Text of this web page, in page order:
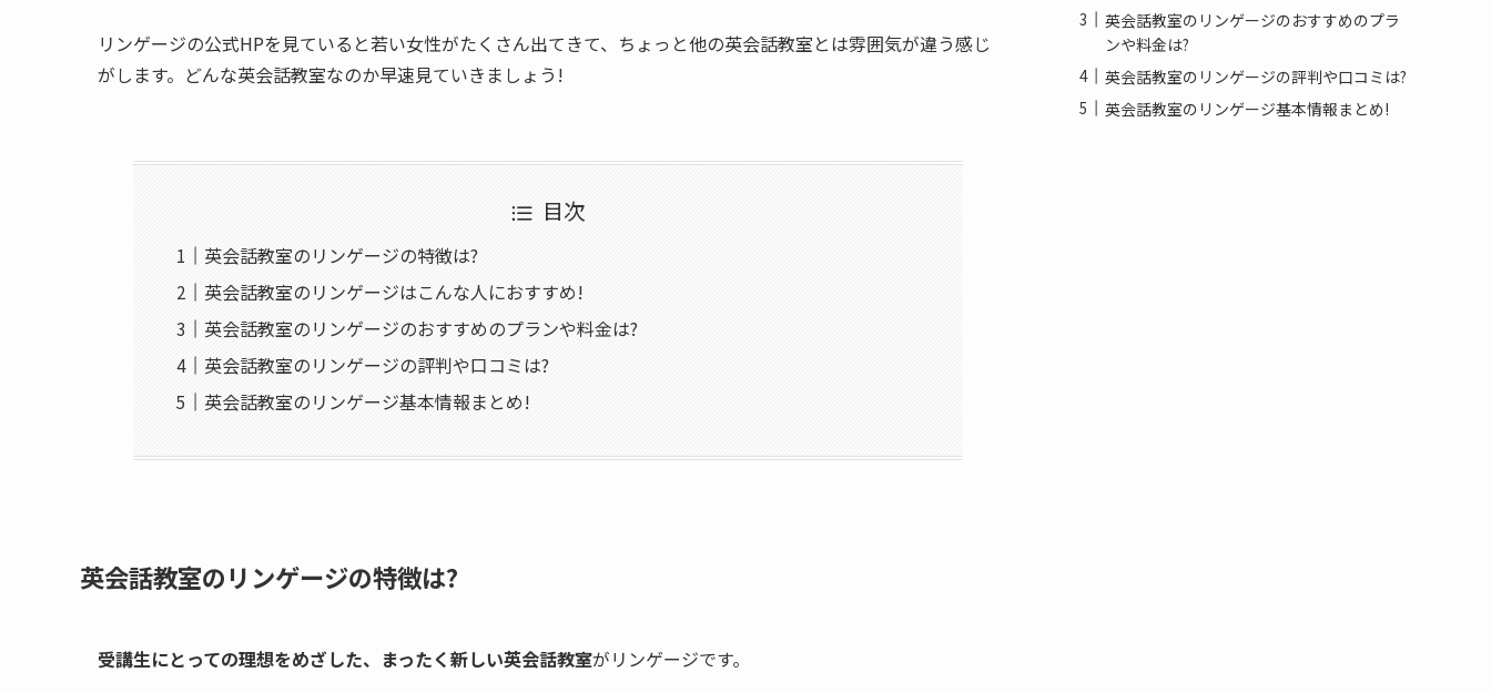
リンゲージの公式HPを見ていると若い女性がたくさん出てきて、ちょっと他の英会話教室とは雰囲気が違う感じ
がします。どんな英会話教室なのか早速見ていきましょう!
目次
英会話教室のリンゲージの特徴は?
英会話教室のリンゲージはこんな人におすすめ!
英会話教室のリンゲージのおすすめのプランや料金は?
英会話教室のリンゲージの評判や口コミは?
英会話教室のリンゲージ基本情報まとめ!
英会話教室のリンゲージの特徴は?
受講生にとっての理想をめざした、まったく新しい英会話教室がリンゲージです。
英会話教室のリンゲージのおすすめのプラ
ンや料金は?
英会話教室のリンゲージの評判や口コミは?
英会話教室のリンゲージ基本情報まとめ!